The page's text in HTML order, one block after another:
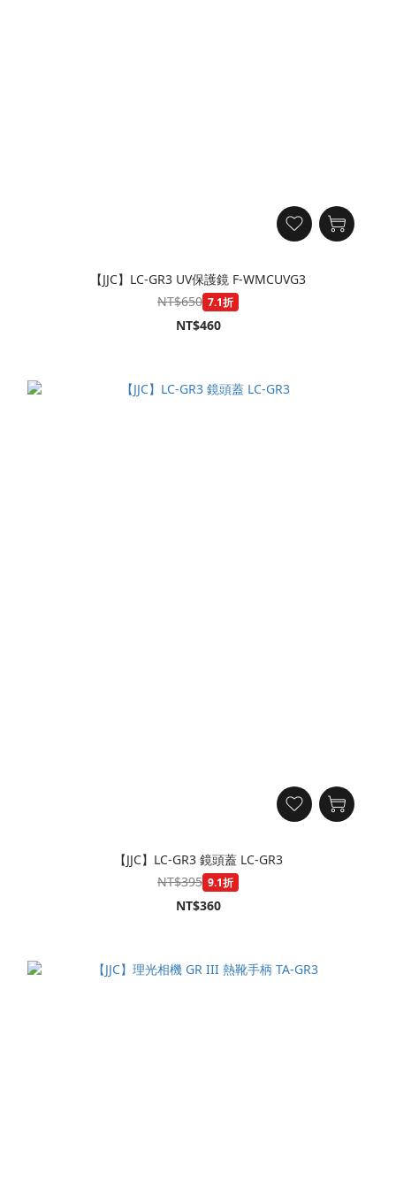
【JJC】LC-GR3 UV保護鏡 F-WMCUVG3
NT$650 7.1折
NT$460
【JJC】LC-GR3 鏡頭蓋 LC-GR3
NT$395 9.1折
NT$360